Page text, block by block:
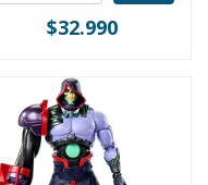
$32.990